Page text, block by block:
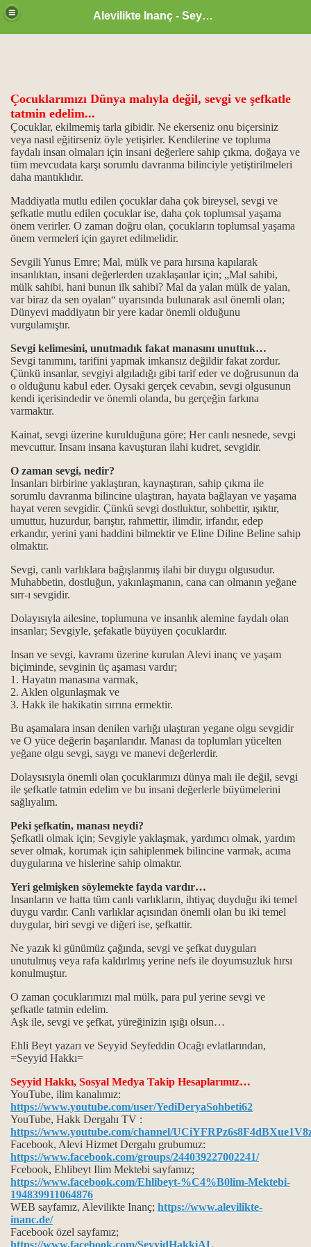
Alevilikte Inanç - Seyyid Hakkı
Çocuklarımızı Dünya malıyla değil, sevgi ve şefkatle
tatmin edelim...
Çocuklar, ekilmemiş tarla gibidir. Ne ekerseniz onu biçersiniz
veya nasıl eğitirseniz öyle yetişirler. Kendilerine ve topluma
faydalı insan olmaları için insani değerlere sahip çıkma, doğaya ve
tüm mevcudata karşı sorumlu davranma bilinciyle yetiştirilmeleri
daha mantıklıdır.
Maddiyatla mutlu edilen çocuklar daha çok bireysel, sevgi ve
şefkatle mutlu edilen çocuklar ise, daha çok toplumsal yaşama
önem verirler. O zaman doğru olan, çocukların toplumsal yaşama
önem vermeleri için gayret edilmelidir.
Sevgili Yunus Emre; Mal, mülk ve para hırsına kapılarak
insanlıktan, insani değerlerden uzaklaşanlar için; „Mal sahibi,
mülk sahibi, hani bunun ilk sahibi? Mal da yalan mülk de yalan,
var biraz da sen oyalan“ uyarısında bulunarak asıl önemli olan;
Dünyevi maddiyatın bir yere kadar önemli olduğunu
vurgulamıştır.
Sevgi kelimesini, unutmadık fakat manasını unuttuk…
Sevgi tanımını, tarifini yapmak imkansız değildir fakat zordur.
Çünkü insanlar, sevgiyi algıladığı gibi tarif eder ve doğrusunun da
o olduğunu kabul eder. Oysaki gerçek cevabın, sevgi olgusunun
kendi içerisindedir ve önemli olanda, bu gerçeğin farkına
varmaktır.
Kainat, sevgi üzerine kurulduğuna göre; Her canlı nesnede, sevgi
mevcuttur. Insanı insana kavuşturan ilahi kudret, sevgidir.
O zaman sevgi, nedir?
Insanları birbirine yaklaştıran, kaynaştıran, sahip çıkma ile
sorumlu davranma bilincine ulaştıran, hayata bağlayan ve yaşama
hayat veren sevgidir. Çünkü sevgi dostluktur, sohbettir, ışıktır,
umuttur, huzurdur, barıştır, rahmettir, ilimdir, irfandır, edep
erkandır, yerini yani haddini bilmektir ve Eline Diline Beline sahip
olmaktır.
Sevgi, canlı varlıklara bağışlanmış ilahi bir duygu olgusudur.
Muhabbetin, dostluğun, yakınlaşmanın, cana can olmanın yeğane
sırr-ı sevgidir.
Dolayısıyla ailesine, toplumuna ve insanlık alemine faydalı olan
insanlar; Sevgiyle, şefakatle büyüyen çocuklardır.
Insan ve sevgi, kavramı üzerine kurulan Alevi inanç ve yaşam
biçiminde, sevginin üç aşaması vardır;
1. Hayatın manasına varmak,
2. Aklen olgunlaşmak ve
3. Hakk ile hakikatin sırrına ermektir.
Bu aşamalara insan denilen varlığı ulaştıran yegane olgu sevgidir
ve O yüce değerin başarılarıdır. Manası da toplumları yücelten
yeğane olgu sevgi, saygı ve manevi değerlerdir.
Dolaysısıyla önemli olan çocuklarımızı dünya malı ile değil, sevgi
ile şefkatle tatmin edelim ve bu insani değerlerle büyümelerini
sağlıyalım.
Peki şefkatin, manası neydi?
Şefkatli olmak için; Sevgiyle yaklaşmak, yardımcı olmak, yardım
sever olmak, korumak için sahiplenmek bilincine varmak, acıma
duygularına ve hislerine sahip olmaktır.
Yeri gelmişken söylemekte fayda vardır…
Insanların ve hatta tüm canlı varlıkların, ihtiyaç duyduğu iki temel
duygu vardır. Canlı varlıklar açısından önemli olan bu iki temel
duygular, biri sevgi ve diğeri ise, şefkattir.
Ne yazık ki günümüz çağında, sevgi ve şefkat duyguları
unutulmuş veya rafa kaldırlmış yerine nefs ile doyumsuzluk hırsı
konulmuştur.
O zaman çocuklarımızı mal mülk, para pul yerine sevgi ve
şefkatle tatmin edelim.
Aşk ile, sevgi ve şefkat, yüreğinizin ışığı olsun…
Ehli Beyt yazarı ve Seyyid Seyfeddin Ocağı evlatlarından,
=Seyyid Hakkı=
Seyyid Hakkı, Sosyal Medya Takip Hesaplarımız…
YouTube, ilim kanalımız:
https://www.youtube.com/user/YediDeryaSohbeti62
YouTube, Hakk Dergahı TV :
https://www.youtube.com/channel/
Facebook, Alevi Hizmet Dergahı grubumuz:
https://www.facebook.com/groups/244039227002241/
Fcebook, Ehlibeyt Ilim Mektebi sayfamız;
https://www.facebook.com/Ehlibeyt-%C4%B0lim-Mektebi-
194839911064876
WEB sayfamız, Alevilikte Inanç; https://www.alevilikte-
inanc.de/
Facebook özel sayfamız;
https://www.facebook.com/SeyyidHakkiAL
Hüsna
ve Dar çeşitleri...
manaları...
deyimi üzerine…
en güzel ibadet
kaynaklarla gelindi?
ol ilkeleri.